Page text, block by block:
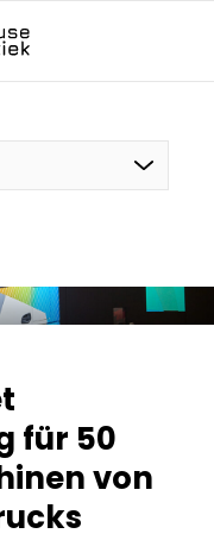
für 50
von